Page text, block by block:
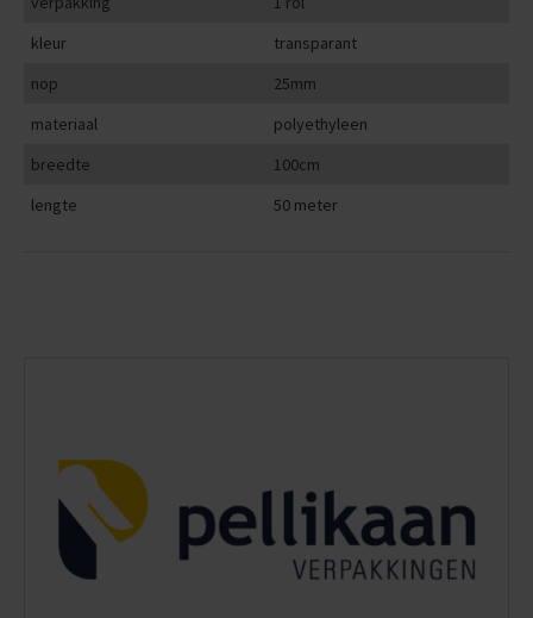
kleur
transparant
nop
25mm
materiaal
polyethyleen
breedte
100cm
lengte
50 meter